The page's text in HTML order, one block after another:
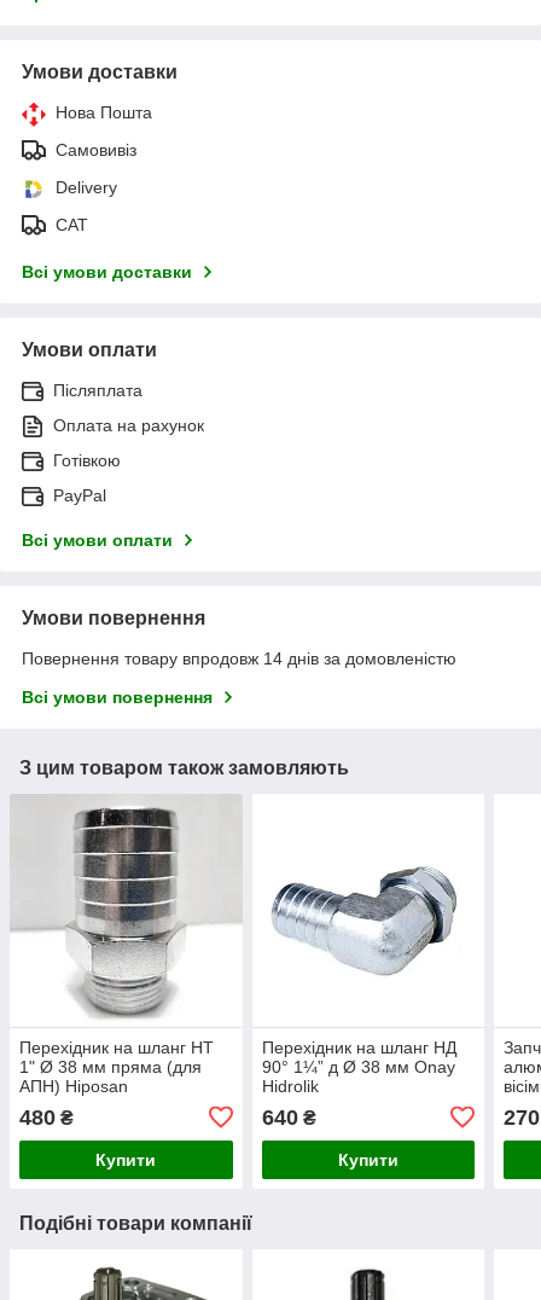
Умови доставки
Нова Пошта
Самовивіз
Delivery
САТ
Всі умови доставки
Умови оплати
Післяплата
Оплата на рахунок
Готівкою
PayPal
Всі умови оплати
Умови повернення
Повернення товару впродовж 14 днів за домовленістю
Всі умови повернення
З цим товаром також замовляють
Перехідник на шланг НТ
1" Ø 38 мм пряма (для
АПН) Hiposan
480 ₴
Купити
Перехідник на шланг НД
90° 1¼” д Ø 38 мм Onay
Hidrolik
640₴
Купити
270
Подібні товари компанії